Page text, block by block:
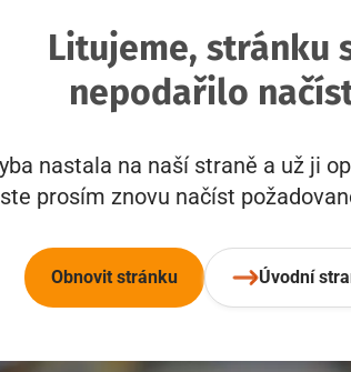
Litujeme, stránku
nepodařilo
nastala na naší straně a už ji
prosím znovu načíst
Obnovit stránku Úvodní